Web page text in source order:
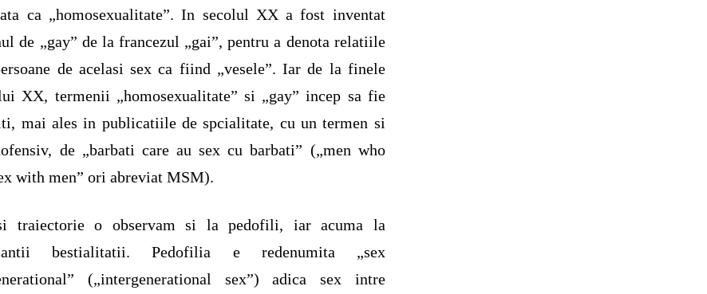
ca „homosexualitate”. In secolul XX a fost inventat
de „gay” de la francezul „gai”, pentru a denota relatiile
de acelasi sex ca fiind „vesele”. Iar de la finele
XX, termenii „homosexualitate” si „gay” incep sa fie
mai ales in publicatiile de spcialitate, cu un termen si
de „barbati care au sex cu barbati” („men who
with men” ori abreviat MSM).
traiectorie o observam si la pedofili, iar acuma la
bestialitatii. Pedofilia e redenumita „sex
(„intergenerational sex”) adica sex intre